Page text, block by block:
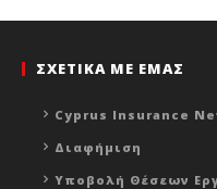
ΣΧΕΤΙΚΑ ΜΕ ΕΜΑΣ
Cyprus Insurance
Διαφήμιση
Υποβολή Θέσεων